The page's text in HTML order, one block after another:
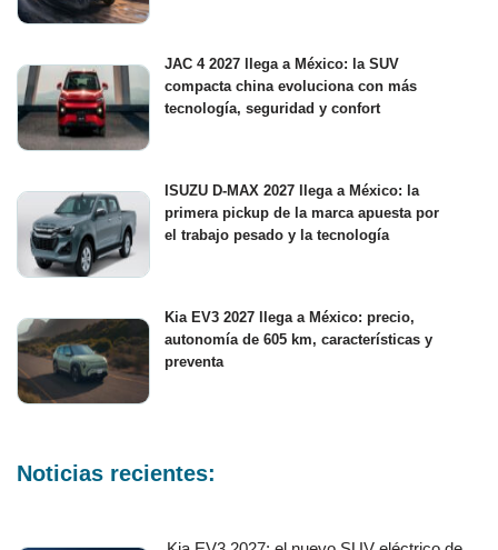
JAC 4 2027 llega a México: la SUV
compacta china evoluciona con más
tecnología, seguridad y confort
ISUZU D-MAX 2027 llega a México: la
primera pickup de la marca apuesta por
el trabajo pesado y la tecnología
Kia EV3 2027 llega a México: precio,
autonomía de 605 km, características y
preventa
Noticias recientes: